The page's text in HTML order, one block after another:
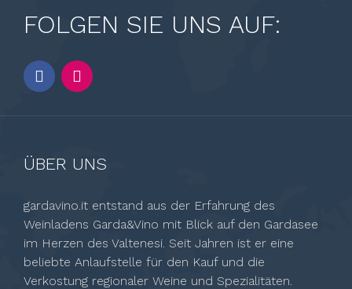
FOLGEN SIE UNS AUF:
ÜBER UNS
gardavino.it entstand aus der Erfahrung des
Weinladens Garda&Vino mit Blick auf den Gardasee
im Herzen des Valtenesi. Seit Jahren ist er eine
beliebte Anlaufstelle für den Kauf und die
Verkostung regionaler Weine und Spezialitäten.